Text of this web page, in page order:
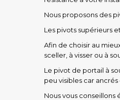
Nous proposons des
Les pivots supérieurs
Afin de choisir au
sceller, à visser ou à
Le pivot de portail à
peu visibles car ancrés
Nous vous